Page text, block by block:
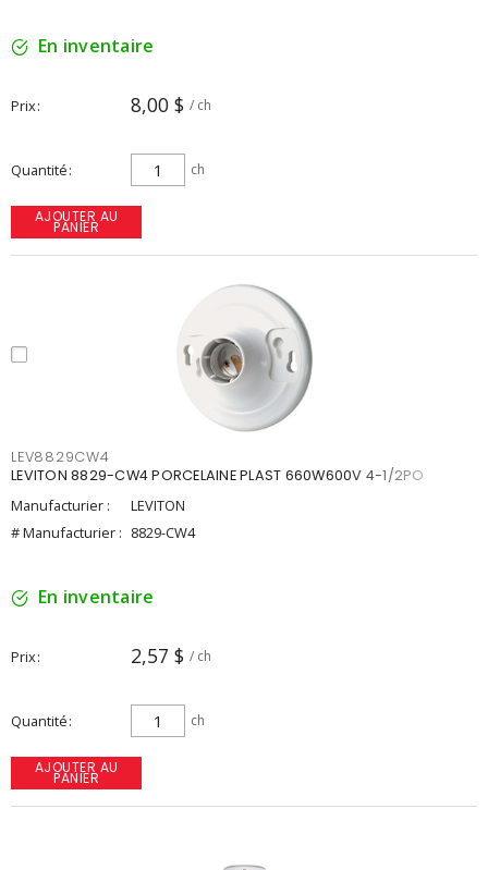
En inventaire
Prix 8,00 $ / ch
Quantité ch
AJOUTER AU
PANIER
LEV8829CW4
LEVITON 8829-CW4 PORCELAINE PLAST 660W600V 4-1/2PO
Manufacturier :
LEVITON
# Manufacturier : 8829-CW4
En inventaire
Prix 2,57 $ / ch
Quantité ch
AJOUTER AU
PANIER